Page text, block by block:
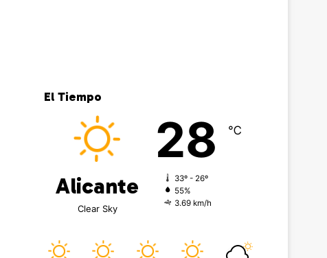
El Tiempo
Alicante
Clear Sky
28 ℃
33º - 26º
55%
3.69 km/h